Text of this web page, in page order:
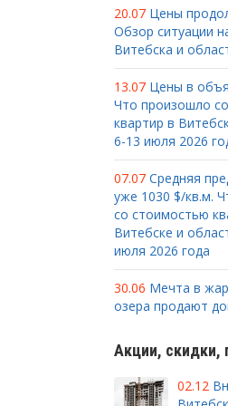
20.07 Цены
Обзор ситуации
Витебска и
13.07 Цены в
Что произошло
квартир в
6-13 июля 2026
07.07 Средняя
уже 1030 $/кв.м.
со стоимостью
Витебске и
июля 2026 года
30.06 Мечта в
озера продают
Акции, скидки,
02.12